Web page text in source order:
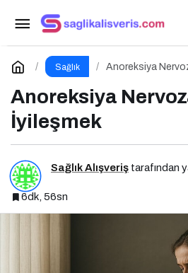
Sağlık Anoreksiya
Anoreksiya
İyileşmek
Sağlık Alışveriş tarafından
6dk, 56sn
Beden Algı Bozukluğu:
Sevememek
Yorum Yap